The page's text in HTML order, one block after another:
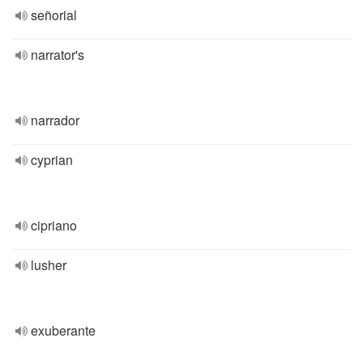
señorial
narrator's
narrador
cyprian
cipriano
lusher
exuberante